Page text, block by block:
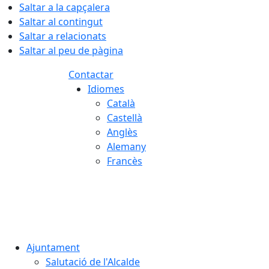
Saltar a la capçalera
Saltar al contingut
Saltar a relacionats
Saltar al peu de pàgina
Contactar
Idiomes
Català
Castellà
Anglès
Alemany
Francès
Ajuntament
Salutació de l'Alcalde